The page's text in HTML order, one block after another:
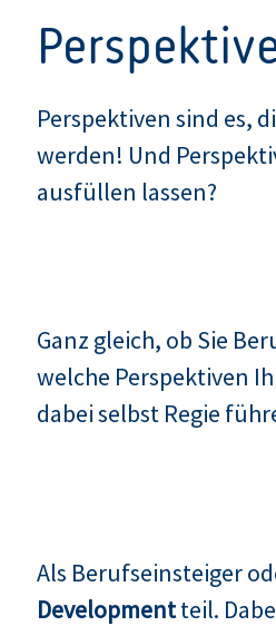
Perspektiven sind es,
werden! Und
ausfüllen lassen?
Ganz gleich, ob Sie
welche Perspektiven
dabei selbst Regie
Als Berufseinsteiger
Developmentteil.